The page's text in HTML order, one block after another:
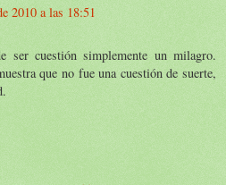
2010 a las 18:51
ser cuestión simplemente un milagro.
que no fue una cuestión de suerte,